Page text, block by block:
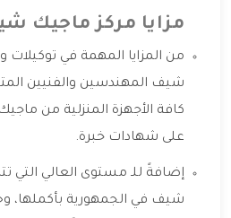
مزايا مركز ماجيك
من المزايا المهمة في توكيلات
شيف المهندسين والفنيين
كافة الأجهزة المنزلية من
على شهادات خبرة.
إضافةً للـ مستوى العالي التي
شيف في الجمهورية بأكملها،